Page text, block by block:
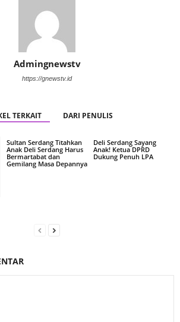
Admingnewstv
https://gnewstv.id
TERKAIT DARI PENULIS
Sultan Serdang Titahkan
Anak Deli Serdang Harus
Bermartabat dan
Gemilang Masa Depannya
Deli Serdang Sayang
Anak! Ketua DPRD
Dukung Penuh LPA